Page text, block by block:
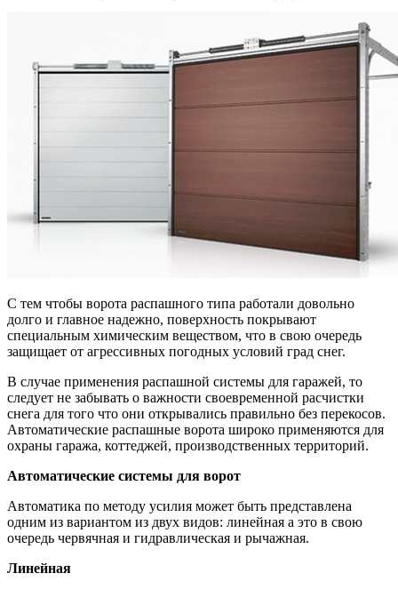
С тем чтобы ворота распашного типа работали довольно
долго и главное надежно, поверхность покрывают
специальным химическим веществом, что в свою очередь
защищает от агрессивных погодных условий град снег.
В случае применения распашной системы для гаражей, то
следует не забывать о важности своевременной расчистки
снега для того что они открывались правильно без перекосов.
Автоматические распашные ворота широко применяются для
охраны гаража, коттеджей, производственных территорий.
Автоматические системы для ворот
Автоматика по методу усилия может быть представлена
одним из вариантом из двух видов: линейная а это в свою
очередь червячная и гидравлическая и рычажная.
Линейная